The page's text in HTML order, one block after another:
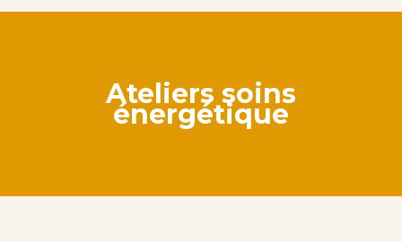
Ateliers soins
énergétique